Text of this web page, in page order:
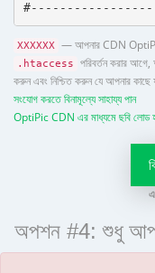
XXXXXX — আপনার CDN OptiPic
.htaccess
পরিবর্তন করার
করুন এবং নিশ্চিত করুন যে আপনার কাছে
সংযোগ করতে বিনামূল্যে সাহায্য পান
OptiPic CDN এর মাধ্যমে ছবি লোড
অপশন #4: শুধু